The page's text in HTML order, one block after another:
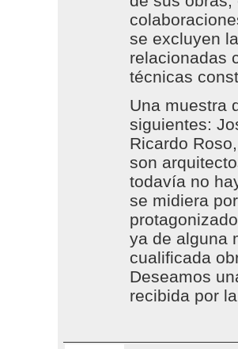
se excluyen
relacionadas
técnicas
Una muestra
siguientes:
Ricardo
son
todavía no
se midiera
ya de alguna
cualificada
Deseamos
recibida por